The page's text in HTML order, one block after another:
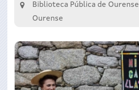
Biblioteca Pública de Ourense
Ourense